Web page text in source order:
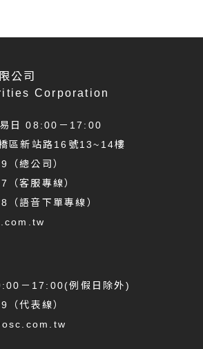
公司
Corporation
日 08:00－17:00
區新站路16號13~14樓
（總公司）
（客服專線）
（語音下單專線）
－17:00(例假日除外)
（代表線）